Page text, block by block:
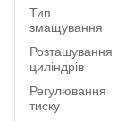
Тип
змащування
Розташування
циліндрів
Регулювання
тиску